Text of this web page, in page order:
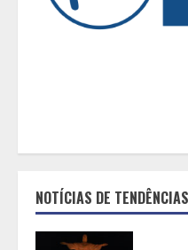
NOTÍCIAS DE TENDÊNCIAS
de